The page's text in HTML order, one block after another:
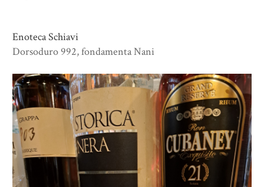
Enoteca Schiavi
Dorsoduro 992, fondamenta Nani